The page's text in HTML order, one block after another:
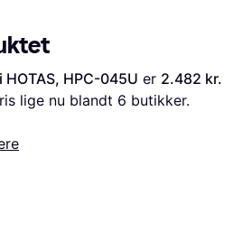
HOTAS, HPC-045U er 2.482 kr.
lige nu blandt 6 butikker.